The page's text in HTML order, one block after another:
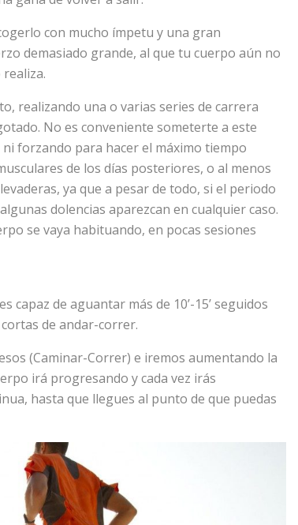
con mucho ímpetu y una gran
demasiado grande, al que tu cuerpo aún no
realizando una o varias series de carrera
No es conveniente someterte a este
forzando para hacer el máximo tiempo
de los días posteriores, o al menos
ya que a pesar de todo, si el periodo
dolencias aparezcan en cualquier caso.
se vaya habituando, en pocas sesiones
de aguantar más de 10’-15’ seguidos
de andar-correr.
(Caminar-Correr) e iremos aumentando la
irá progresando y cada vez irás
hasta que llegues al punto de que puedas